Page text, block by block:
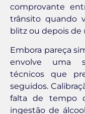
comprovante
trânsito quando
blitz ou depois de
Embora pareça
envolve uma
técnicos que
seguidos.
falta de tempo
ingestão de